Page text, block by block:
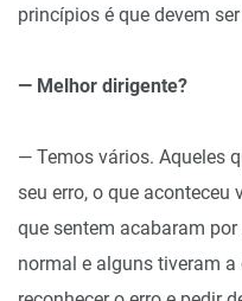
princípios é que devem
— Melhor dirigente?
— Temos vários. Aqueles
seu erro, o que aconteceu
que sentem acabaram
normal e alguns tiveram